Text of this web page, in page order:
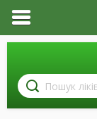
Пошук
ліків
за